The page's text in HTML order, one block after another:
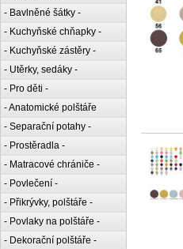
- Bavlněné šátky -
- Kuchyňské chňapky -
- Kuchyňské zástěry -
- Utěrky, sedáky -
- Pro děti -
- Anatomické polštáře
- Separační potahy -
- Prostěradla -
- Matracové chrániče -
- Povlečení -
- Přikrývky, polštáře -
- Povlaky na polštáře -
- Dekorační polštáře -